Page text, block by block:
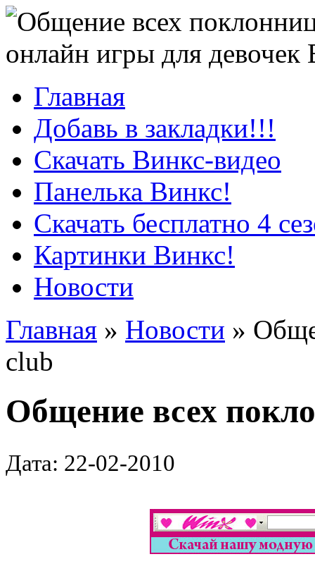
онлайн игры для девочек
Главная
Добавь в закладки!!!
Скачать Винкс-видео
Панелька Винкс!
Скачать бесплатно 4
Картинки Винкс!
Новости
Главная » Новости »
club
Общение всех
Дата: 22-02-2010